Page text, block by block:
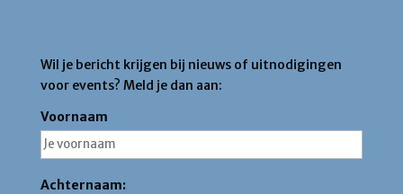
Wil je bericht krijgen bij nieuws of uitnodigingen
voor events? Meld je dan aan:
Voornaam
Achternaam: